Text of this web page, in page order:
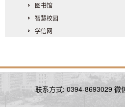
图书馆
智慧校园
学信网
联系方式: 0394-8693029 微